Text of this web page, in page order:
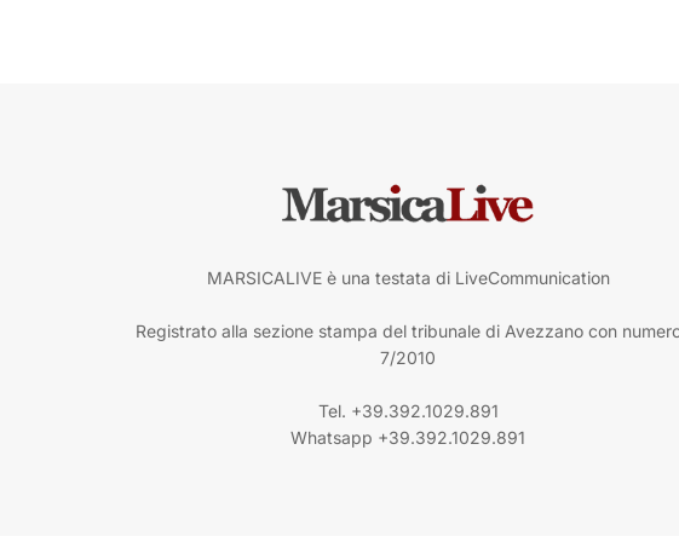
MARSICALIVE è una testata di LiveCommunication
Registrato alla sezione stampa del tribunale di Avezzano con
7/2010
Tel. +39.392.1029.891
Whatsapp +39.392.1029.891